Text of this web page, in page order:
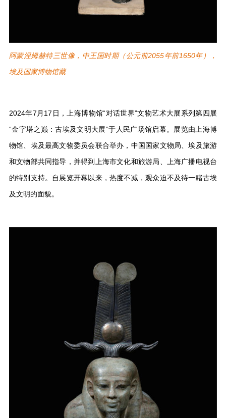
阿蒙涅姆赫特三世像，中王国时期（公元前2055年前1650年），
埃及国家博物馆藏
2024年7月17日，上海博物馆“对话世界”文物艺术大展系列第四展
“金字塔之巅：古埃及文明大展”于人民广场馆启幕。展览由上海博
物馆、埃及最高文物委员会联合举办，中国国家文物局、埃及旅游
和文物部共同指导，并得到上海市文化和旅游局、上海广播电视台
的特别支持。自展览开幕以来，热度不减，观众迫不及待一睹古埃
及文明的面貌。